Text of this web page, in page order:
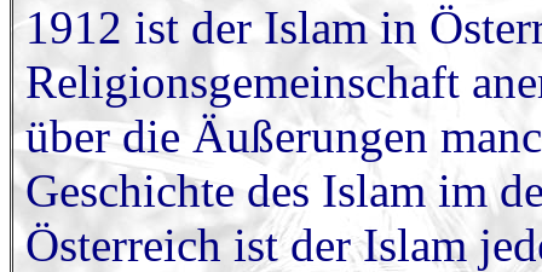
1912 ist der Islam in
Religionsgemeinschaft
über die Äußerungen
Geschichte des Islam im
Österreich ist der Islam